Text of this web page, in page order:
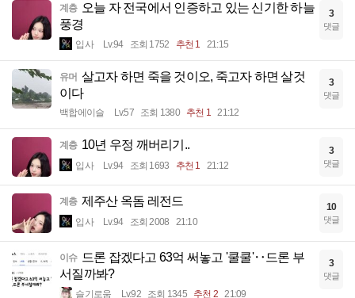
계층 오늘 자 전국에서 인증하고 있는 신기한 하늘
풍경
입사 Lv.94 조회 1752 추천 1 21:15
3
댓글
유머 살고자 하면 죽을 것이오, 죽고자 하면 살것
이다
백합에이슬 Lv.57 조회 1380 추천 1 21:12
3
댓글
계층 10년 우정 깨버리기..
입사 Lv.94 조회 1693 추천 1 21:12
3
댓글
계층 제주산 옥돔 레전드
입사 Lv.94 조회 2008 21:10
10
댓글
이슈 드론 잡겠다고 63억 써놓고 '쿨쿨'‥드론 부
서질까봐?
슬기로움 Lv.92 조회 1345 추천 2 21:09
3
댓글